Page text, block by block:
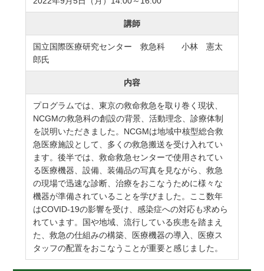
講師
国立国際医療研究センター 救急科 小林 憲太
郎氏
内容
プログラムでは、東京の救命救急を取り巻く現状、
NCGMの救急科の創設の背景、活動理念、診療体制
を説明いただきました。NCGMは地域中核型総合救
急医療施設として、多くの救急搬送を受け入れてい
ます。後半では、救命救急センターで使用されてい
る医療機器、設備、装備品の写真を見ながら、救急
の現場で迅速な診断、治療をおこなうために様々な
機器が準備されていることを学びました。ここ数年
はCOVID-19の影響を受け、感染症への対応も求めら
れています。国や地域、流行している疾患を踏まえ
た、救急の仕組みの構築、医療機器の導入、医療ス
タッフの配置をおこなうことが重要と感じました。